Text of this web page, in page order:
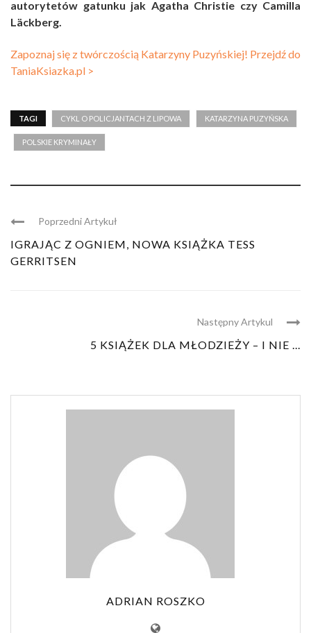
autorytetów gatunku jak Agatha Christie czy Camilla
Läckberg.
Zapoznaj się z twórczością Katarzyny Puzyńskiej! Przejdź do
TaniaKsiazka.pl >
TAGI CYKL O POLICJANTACH Z LIPOWA KATARZYNA PUZYŃSKA
POLSKIE KRYMINAŁY
Poprzedni Artykuł
IGRAJĄC Z OGNIEM, NOWA KSIĄŻKA TESS
GERRITSEN
Następny Artykul
5 KSIĄŻEK DLA MŁODZIEŻY – I NIE ...
ADRIAN ROSZKO